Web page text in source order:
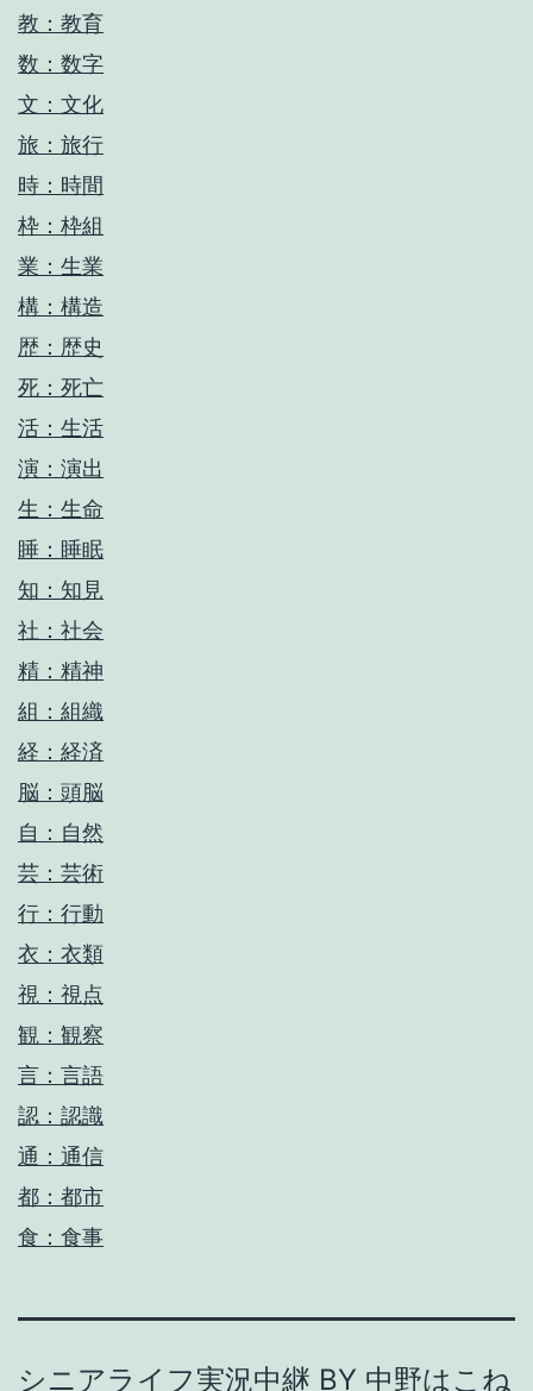
教：教育
数：数字
文：文化
旅：旅行
時：時間
枠：枠組
業：生業
構：構造
歴：歴史
死：死亡
活：生活
演：演出
生：生命
睡：睡眠
知：知見
社：社会
精：精神
組：組織
経：経済
脳：頭脳
自：自然
芸：芸術
行：行動
衣：衣類
視：視点
観：観察
言：言語
認：認識
通：通信
都：都市
食：食事
シニアライフ実況中継 BY 中野はこね